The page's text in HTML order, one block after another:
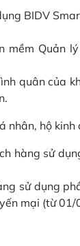
BIDV
mềm Quản
quân của
nhân, hộ
hàng sử
sử dụng
mại (từ